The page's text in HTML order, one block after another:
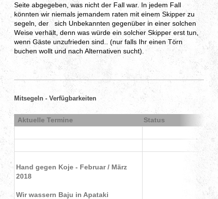
Seite abgegeben, was nicht der Fall war. In jedem Fall
könnten wir niemals jemandem raten mit einem Skipper zu
segeln, der sich Unbekannten gegenüber in einer solchen
Weise verhält, denn was würde ein solcher Skipper erst tun,
wenn Gäste unzufrieden sind.. (nur falls Ihr einen Törn
buchen wollt und nach Alternativen sucht).
Mitsegeln - Verfügbarkeiten
Aktuelle Termine Status
Hand gegen Koje - Februar / März
2018
Wir wassern Baju in Apataki